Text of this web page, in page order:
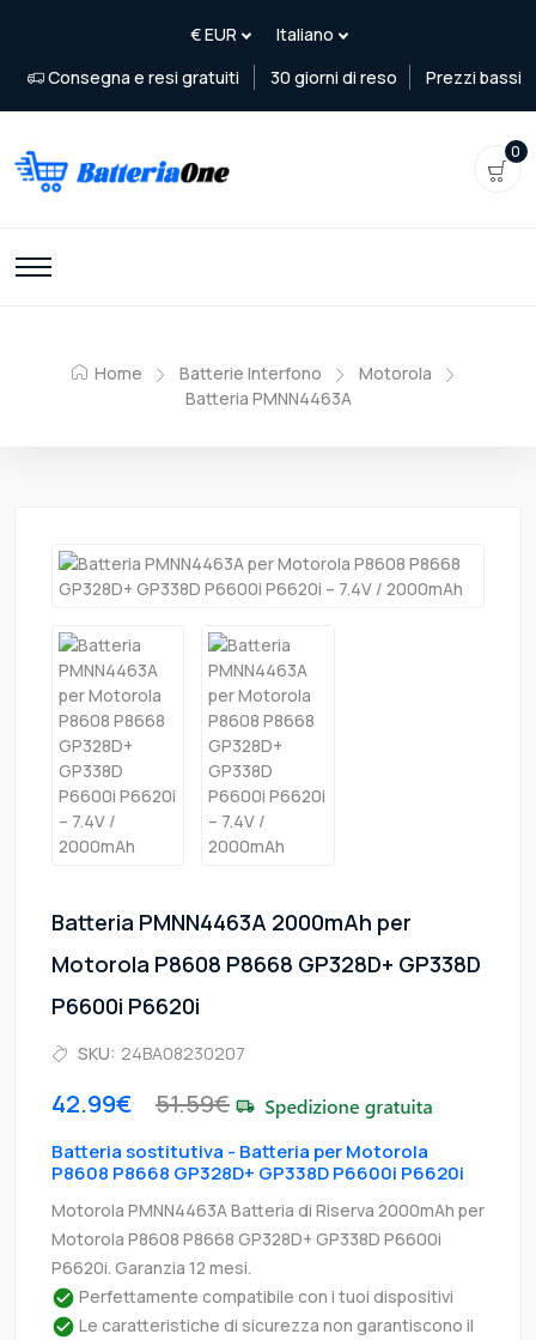
Consegna e resi gratuiti 30 giorni di reso Prezzi bassi
0
Home Batterie Interfono
Motorola
Batteria PMNN4463A
Batteria PMNN4463A 2000mAh per
Motorola P8608 P8668 GP328D+ GP338D
P6600i P6620i
SKU: 24BA08230207
42.99€ 51.59€
Batteria sostitutiva - Batteria per Motorola
P8608 P8668 GP328D+ GP338D P6600i P6620i
Motorola PMNN4463A Batteria di Riserva 2000mAh per
Motorola P8608 P8668 GP328D+ GP338D P6600i
P6620i. Garanzia 12 mesi.
Perfettamente compatibile con i tuoi dispositivi
Le caratteristiche di sicurezza non garantiscono il